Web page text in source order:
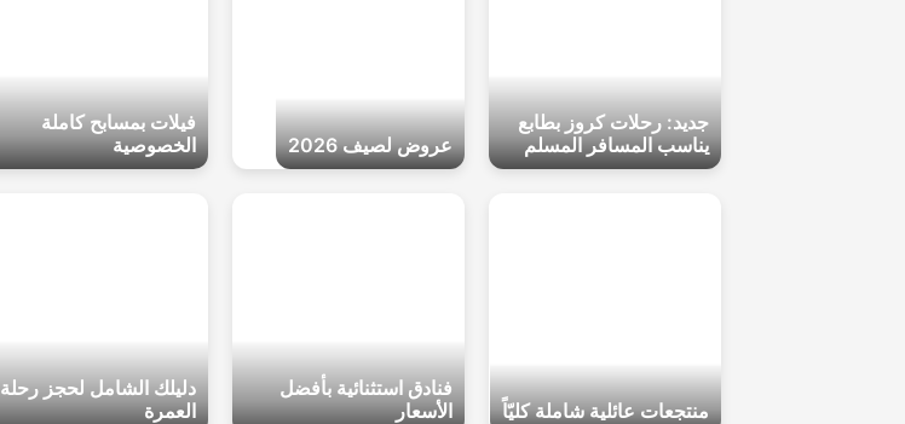
جديد: رحلات كروز بطابع
يناسب المسافر المسلم
عروض لصيف 2026
فيلات بمسابح كاملة
الخصوصية
منتجعات عائلية شاملة كليّاً
فنادق استثنائية بأفضل
الأسعار
دليلك الشامل لحجز رحلة
العمرة